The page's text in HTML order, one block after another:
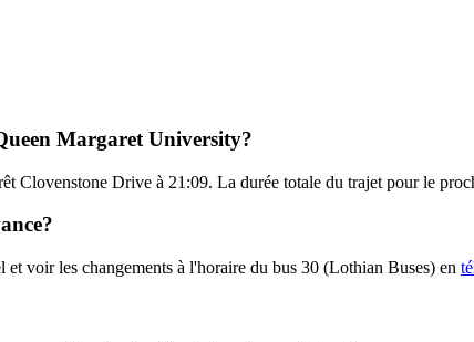
Margaret University?
Clovenstone Drive à 21:09. La durée totale du trajet pour le
voir les changements à l'horaire du bus 30 (Lothian Buses) en